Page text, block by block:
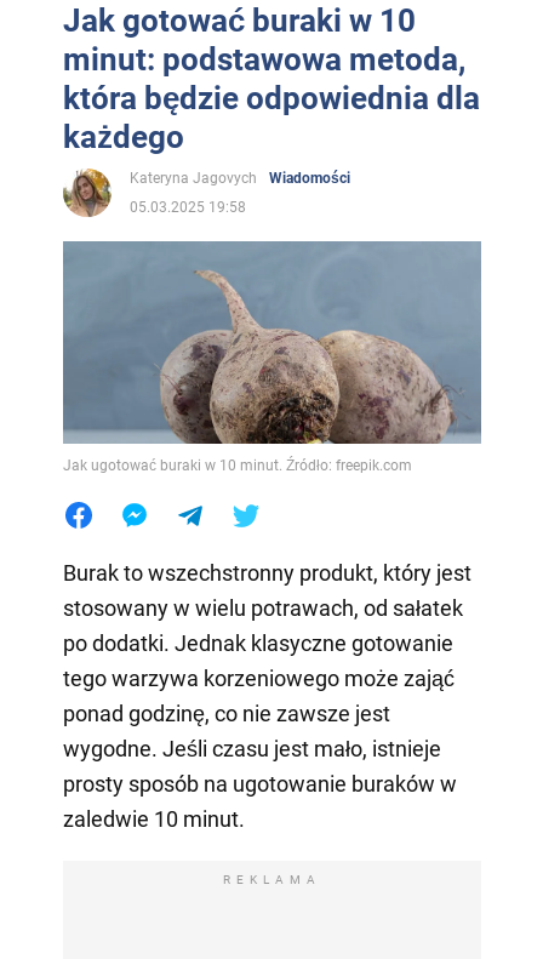
Jak gotować buraki w 10
minut: podstawowa metoda,
która będzie odpowiednia dla
każdego
Kateryna Jagovych
Wiadomości
05.03.2025 19:58
Jak ugotować buraki w 10 minut. Źródło: freepik.com
Burak to wszechstronny produkt, który jest
stosowany w wielu potrawach, od sałatek
po dodatki. Jednak klasyczne gotowanie
tego warzywa korzeniowego może zająć
ponad godzinę, co nie zawsze jest
wygodne. Jeśli czasu jest mało, istnieje
prosty sposób na ugotowanie buraków w
zaledwie 10 minut.
REKLAMA